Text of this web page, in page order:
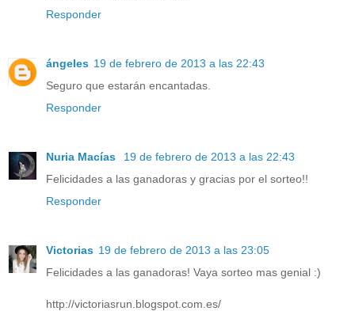
Responder
ángeles 19 de febrero de 2013 a las 22:43
Seguro que estarán encantadas.
Responder
Nuria Macías
19 de febrero de 2013 a las 22:43
Felicidades a las ganadoras y gracias por el sorteo!!
Responder
Victorias 19 de febrero de 2013 a las 23:05
Felicidades a las ganadoras! Vaya sorteo mas genial :)
http://victoriasrun.blogspot.com.es/